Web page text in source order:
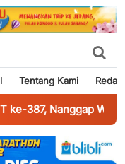
Tentang Kami
Nanggap Wayang